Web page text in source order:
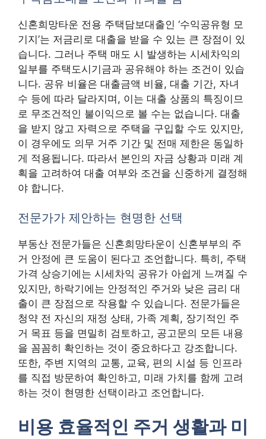
신혼희망타운 전용 주택담보대출인 ‘수익공유형 모
기지’는 저금리로 대출을 받을 수 있는 큰 장점이 있
습니다. 그러나 주택 매도 시 발생하는 시세차익의
일부를 주택도시기금과 공유해야 하는 조건이 있습
니다. 공유 비율은 대출금액 비율, 대출 기간, 자녀
수 등에 따라 달라지며, 이는 대출 상품의 특징이므
로 무조건적인 불이익으로 볼 수는 없습니다. 대출
을 받지 않고 자력으로 주택을 구입할 수도 있지만,
이 경우에도 의무 거주 기간 및 전매 제한은 동일하
게 적용됩니다. 따라서 본인의 자금 상황과 미래 계
획을 고려하여 대출 여부와 조건을 신중하게 결정해
야 합니다.
전문가가 제안하는 현명한 선택
부동산 전문가들은 신혼희망타운이 신혼부부의 주
거 안정에 큰 도움이 된다고 조언합니다. 특히, 주택
가격 상승기에는 시세차익 공유가 아쉽게 느껴질 수
있지만, 하락기에는 안정적인 주거와 낮은 금리 대
출이 큰 장점으로 작용할 수 있습니다. 전문가들은
청약 전 자신의 재정 상태, 가족 계획, 장기적인 주
거 목표 등을 면밀히 검토하고, 공고문의 모든 내용
을 꼼꼼히 확인하는 것이 중요하다고 강조합니다.
또한, 주변 지역의 교통, 교육, 편의 시설 등 인프라
를 직접 방문하여 확인하고, 미래 가치를 함께 고려
하는 것이 현명한 선택이라고 조언합니다.
비용 효율적인 주거 생활과 미